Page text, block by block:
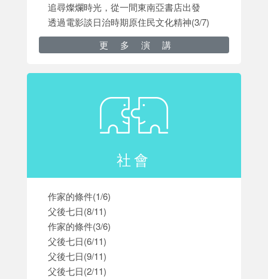
追尋燦爛時光，從一間東南亞書店出發
透過電影談日治時期原住民文化精神(3/7)
更多演講
社會
作家的條件(1/6)
父後七日(8/11)
作家的條件(3/6)
父後七日(6/11)
父後七日(9/11)
父後七日(2/11)